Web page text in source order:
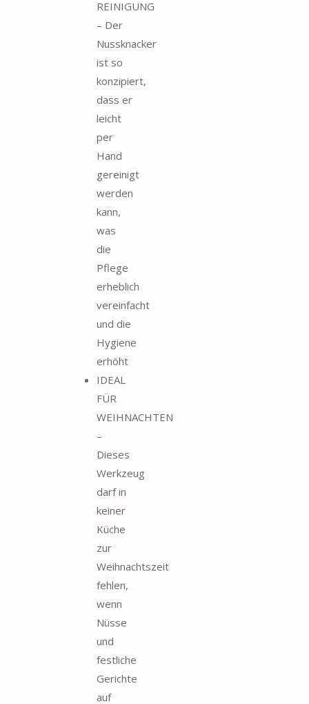
REINIGUNG
– Der
Nussknacker
ist so
konzipiert,
dass er
leicht
per
Hand
gereinigt
werden
kann,
was
die
Pflege
erheblich
vereinfacht
und die
Hygiene
erhöht
IDEAL
FÜR
WEIHNACHTEN
–
Dieses
Werkzeug
darf in
keiner
Küche
zur
Weihnachtszeit
fehlen,
wenn
Nüsse
und
festliche
Gerichte
auf